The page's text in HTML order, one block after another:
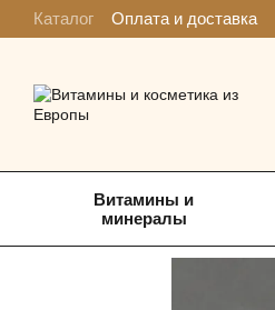
Перейти к основному контенту
Каталог Оплата и доставка
Витамины и
минералы